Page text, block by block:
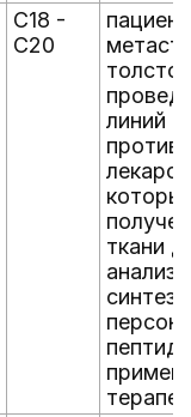
C18 -
C20
линий
ткани